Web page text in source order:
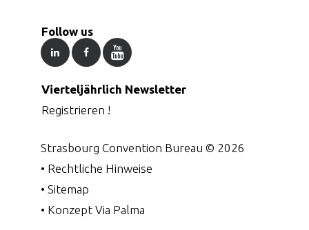
Follow us
Vierteljährlich Newsletter
Registrieren !
Strasbourg Convention Bureau © 2026
• Rechtliche Hinweise
• Sitemap
• Konzept Via Palma